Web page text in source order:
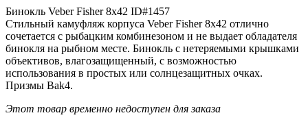
Бинокль Veber Fisher 8x42 ID#1457
Стильный камуфляж корпуса Veber Fisher 8x42 отлично
сочетается с рыбацким комбинезоном и не выдает обладателя
бинокля на рыбном месте. Бинокль с нетеряемыми крышками
объективов, влагозащищенный, с возможностью
использования в простых или солнцезащитных очках.
Призмы Bak4.
Этот товар временно недоступен для заказа